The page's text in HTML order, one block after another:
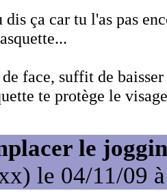
ça car tu l'as pas
face, suffit de
te protège le
le
le 04/11/09